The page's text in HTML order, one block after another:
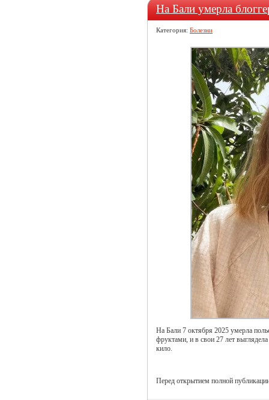
На Бали умерла
Категория: Болезни
На Бали 7 октября 2025 умерла
фруктами, и в свои 27 лет
кило.
Перед открытием полной